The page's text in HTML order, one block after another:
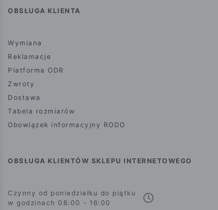
OBSŁUGA KLIENTA
Wymiana
Reklamacje
Platforma ODR
Zwroty
Dostawa
Tabela rozmiarów
Obowiązek informacyjny RODO
OBSŁUGA KLIENTÓW SKLEPU INTERNETOWEGO
Czynny od poniedziałku do piątku
w godzinach 08:00 - 16:00